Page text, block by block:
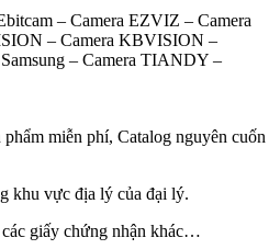
– Camera EZVIZ – Camera
– Camera KBVISION –
– Camera TIANDY –
miễn phí, Catalog nguyên cuốn
khu vực địa lý của đại lý.
giấy chứng nhận khác…